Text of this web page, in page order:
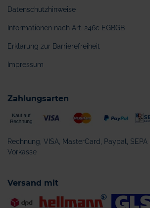
Datenschutzhinweise
Informationen nach Art. 246c EGBGB
Erklärung zur Barrierefreiheit
Impressum
Zahlungsarten
Rechnung, VISA, MasterCard, Paypal, SEPA
Vorkasse
Versand mit